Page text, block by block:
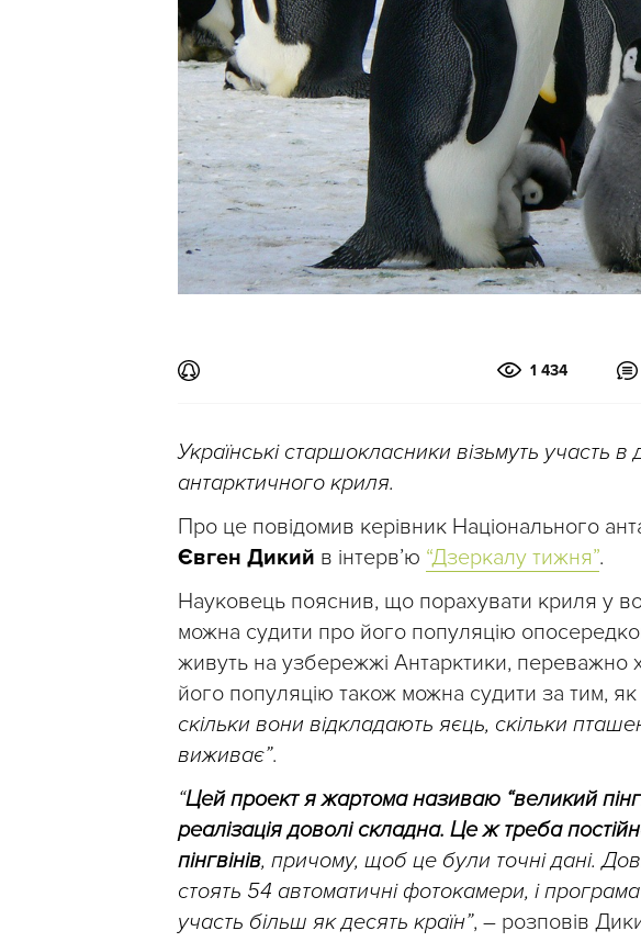
1 434
Українські старшокласники візьмуть участь в
антарктичного криля.
Про це повідомив керівник Національного
Євген Дикий в інтерв’ю “Дзеркалу тижня”.
Науковець пояснив, що порахувати криля у
можна судити про його популяцію
живуть на узбережжі Антарктики, переважно
його популяцію також можна судити за тим, як
скільки вони відкладають яєць, скільки
виживає”.
“Цей проект я жартома називаю “великий
реалізація доволі складна. Це ж треба
пінгвінів, причому, щоб це були точні дані.
стоять 54 автоматичні фотокамери, і
участь більш як десять країн”, – розповів